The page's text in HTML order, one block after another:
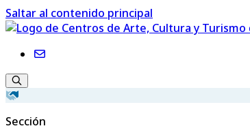
Saltar al contenido principal
Sección